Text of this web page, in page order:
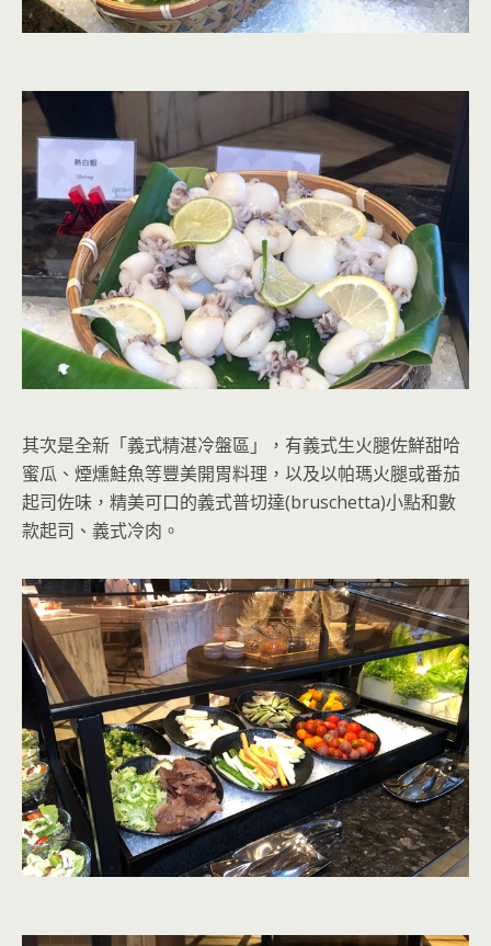
其次是全新「義式精湛冷盤區」，有義式生火腿佐鮮甜哈
蜜瓜、煙燻鮭魚等豐美開胃料理，以及以帕瑪火腿或番茄
起司佐味，精美可口的義式普切達(bruschetta)小點和數
款起司、義式冷肉。